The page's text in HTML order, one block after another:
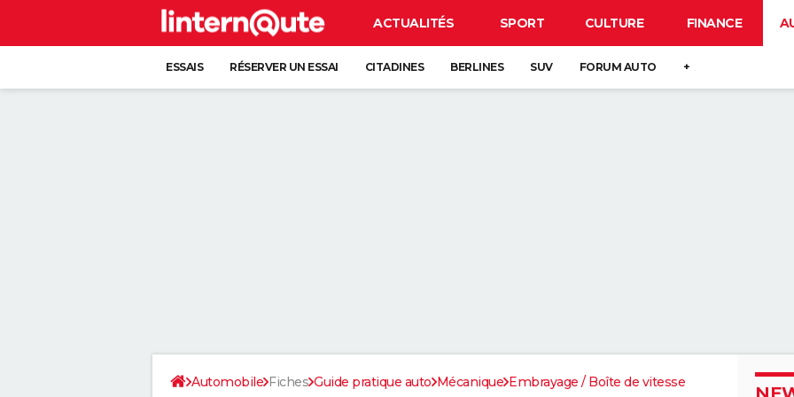
ACTUALITÉS SPORT CULTURE FINANCE
ESSAIS RÉSERVER UN ESSAI CITADINES BERLINES SUV FORUM AUTO +
Automobile Fiches Guide pratique auto Mécanique Embrayage / Boîte de vitesse